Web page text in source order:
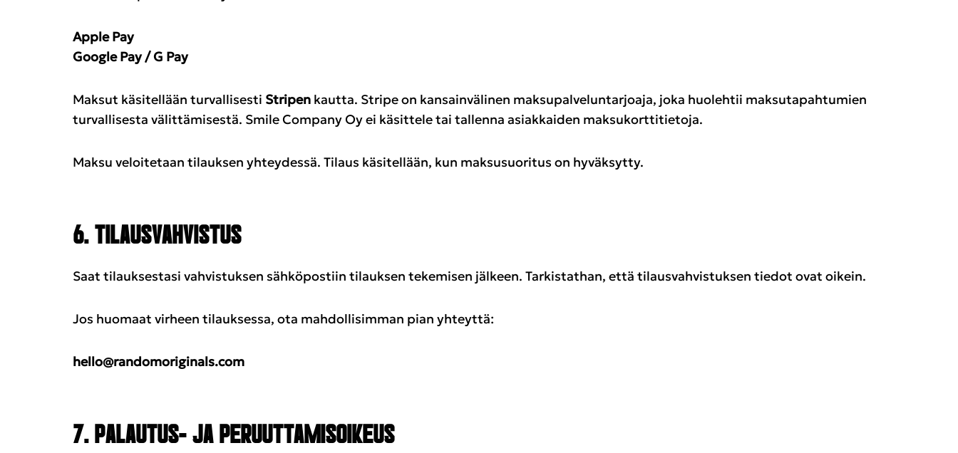
Apple Pay
Google Pay / G Pay
Maksut käsitellään turvallisesti Stripen kautta. Stripe on kansainvälinen maksupalveluntarjoaja, joka huolehtii maksutapahtumien
turvallisesta välittämisestä. Smile Company Oy ei käsittele tai tallenna asiakkaiden maksukorttitietoja.
Maksu veloitetaan tilauksen yhteydessä. Tilaus käsitellään, kun maksusuoritus on hyväksytty.
6. TILAUSVAHVISTUS
Saat tilauksestasi vahvistuksen sähköpostiin tilauksen tekemisen jälkeen. Tarkistathan, että tilausvahvistuksen tiedot ovat oikein.
Jos huomaat virheen tilauksessa, ota mahdollisimman pian yhteyttä:
hello@randomoriginals.com
7. PALAUTUS- JA PERUUTTAMISOIKEUS